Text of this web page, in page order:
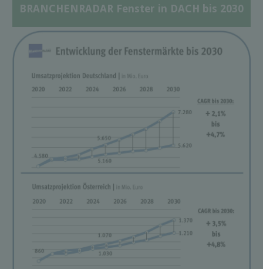
BRANCHENRADAR Fenster in DACH bis 2030